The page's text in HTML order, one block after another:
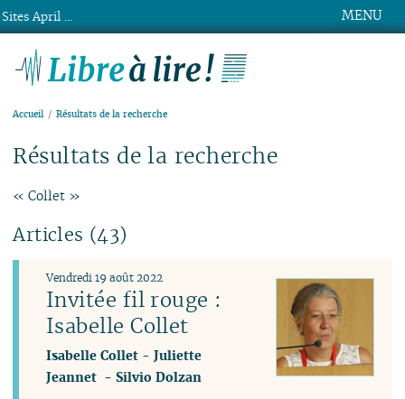
MENU
Accueil Résultats de la recherche
Résultats de la recherche
« Collet »
Articles (43)
Invitée fil rouge :
Isabelle Collet
Vendredi 19 août 2022
Isabelle Collet -Juliette
Jeannet -Silvio Dolzan
Sites April ...